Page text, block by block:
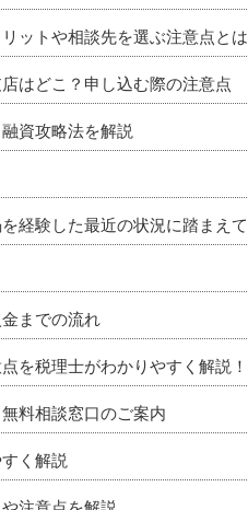
ットや相談先を選ぶ注意点とは
はどこ？申し込む際の注意点
資攻略法を解説
経験した最近の状況に踏まえて
までの流れ
を税理士がわかりやすく解説！
料相談窓口のご案内
く解説